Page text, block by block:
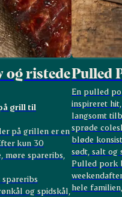
og ristede
grill til
på grillen er en
kun 30
møre spareribs,
og spidskål,
Pulled
En pulled
inspireret
langsomt
sprøde
bløde
sødt, salt og
Pulled pork
hele